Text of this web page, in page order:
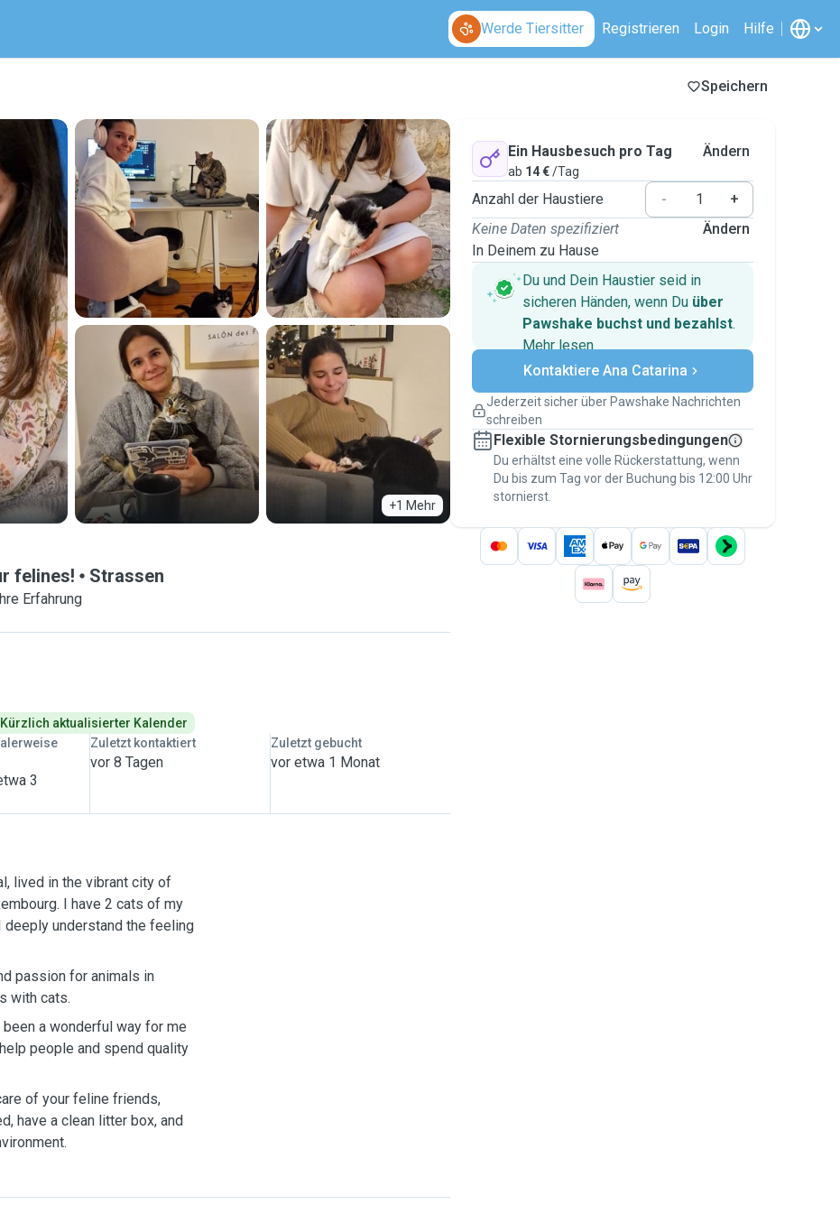
Werde Tiersitter Registrieren Login Hilfe
Speichern
+1 Mehr
felines! Strassen
Erfahrung
Kürzlich aktualisierter Kalender
3
Zuletzt kontaktiert
vor 8 Tagen
Zuletzt gebucht
vor etwa 1 Monat
lived in the vibrant city of
I have 2 cats of my
deeply understand the feeling
passion for animals in
with cats.
a wonderful way for me
people and spend quality
of your feline friends,
have a clean litter box, and
Ein Hausbesuch pro Tag
ab 14 €/Tag
Ändern
Anzahl der Haustiere -
+
Keine Daten spezifiziert
In Deinem zu Hause
Ändern
Du und Dein Haustier seid in
sicheren Händen, wenn Du über
Pawshake buchst und bezahlst.
Mehr lesenSichere Zahlungen
Unterstützung, falls sich Deine
Versicherte Buchungen
Erledige alles über Pawshake – von der
ersten Nachricht bis zur Bezahlung –, um
über die Pawshake-Garantieabgesichert zu
sein
Kontaktiere Ana Catarina
Jederzeit sicher über Pawshake Nachrichten
schreiben
Flexible Stornierungsbedingungen
Du erhältst eine volle Rückerstattung, wenn
Du bis zum Tag vor der Buchung bis 12:00 Uhr
stornierst.